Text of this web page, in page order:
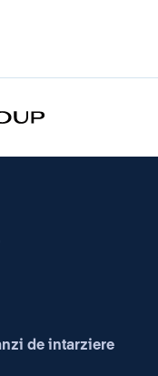
de intarziere